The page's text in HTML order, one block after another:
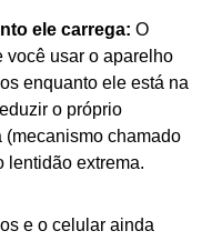
ele carrega: O
você usar o aparelho
enquanto ele está na
o próprio
chamado
lentidão extrema.
e o celular ainda